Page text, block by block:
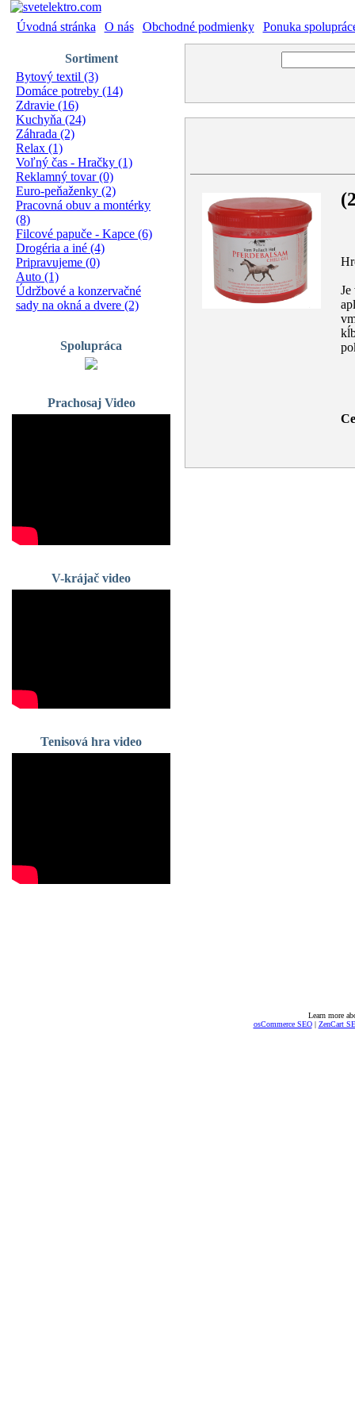
Úvodná stránka O nás| Obchodné podmienky| Ponuka
Sortiment
Bytový textil (3)
Domáce potreby (14)
Zdravie (16)
Kuchyňa (24)
Záhrada (2)
Relax (1)
Voľný čas - Hračky (1)
Reklamný tovar (0)
Euro-peňaženky (2)
Pracovná obuv a montérky
(8)
Filcové papuče - Kapce (6)
Drogéria a iné (4)
Pripravujeme (0)
Auto (1)
Údržbové a konzervačné
sady na okná a dvere (2)
Spolupráca
Prachosaj Video
V-krájač video
Tenisová hra video
Je
Learn more
osCommerce SEO| ZenCart